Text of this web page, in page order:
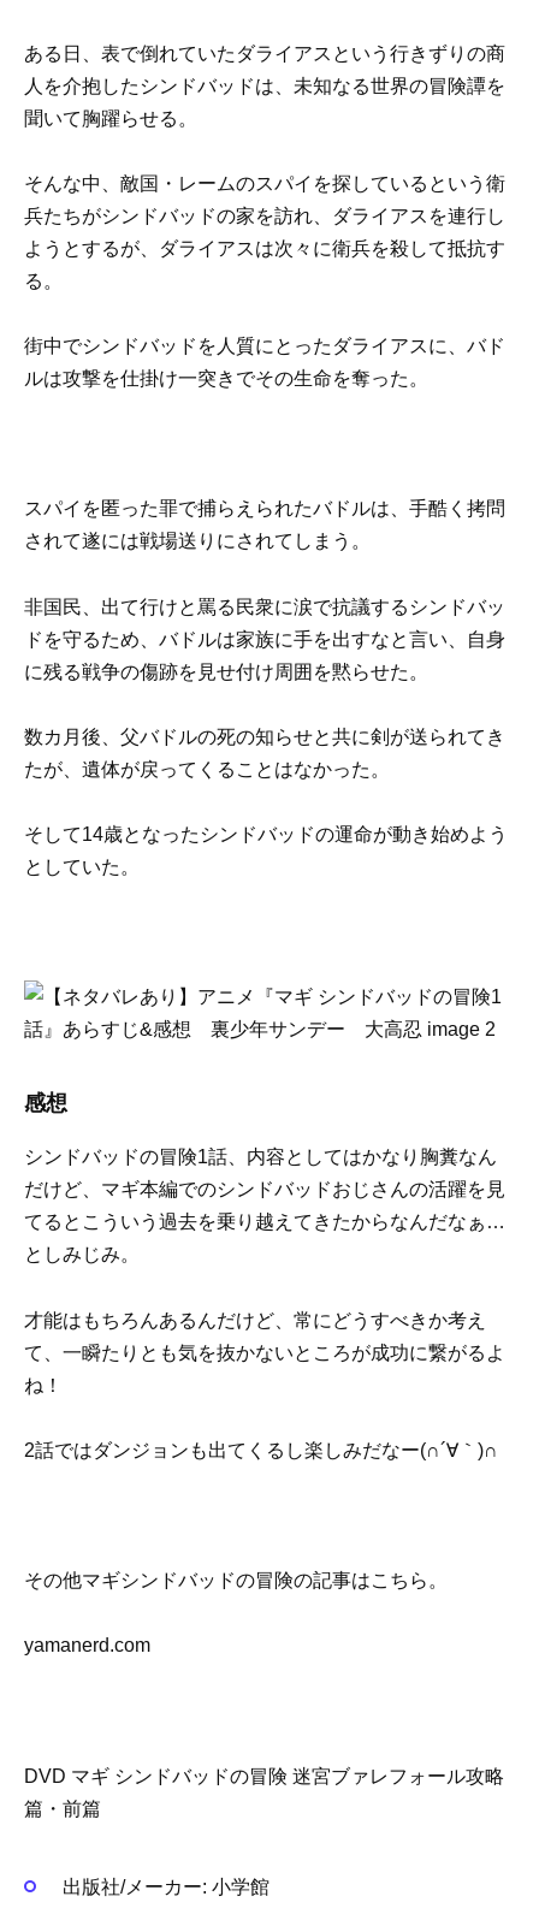
ある日、表で倒れていたダライアスという行きずりの商
人を介抱したシンドバッドは、未知なる世界の冒険譚を
聞いて胸躍らせる。
そんな中、敵国・レームのスパイを探しているという衛
兵たちがシンドバッドの家を訪れ、ダライアスを連行し
ようとするが、ダライアスは次々に衛兵を殺して抵抗す
る。
街中でシンドバッドを人質にとったダライアスに、バド
ルは攻撃を仕掛け一突きでその生命を奪った。
スパイを匿った罪で捕らえられたバドルは、手酷く拷問
されて遂には戦場送りにされてしまう。
非国民、出て行けと罵る民衆に涙で抗議するシンドバッ
ドを守るため、バドルは家族に手を出すなと言い、自身
に残る戦争の傷跡を見せ付け周囲を黙らせた。
数カ月後、父バドルの死の知らせと共に剣が送られてき
たが、遺体が戻ってくることはなかった。
そして14歳となったシンドバッドの運命が動き始めよう
としていた。
感想
シンドバッドの冒険1話、内容としてはかなり胸糞なん
だけど、マギ本編でのシンドバッドおじさんの活躍を見
てるとこういう過去を乗り越えてきたからなんだなぁ…
としみじみ。
才能はもちろんあるんだけど、常にどうすべきか考え
て、一瞬たりとも気を抜かないところが成功に繋がるよ
ね！
2話ではダンジョンも出てくるし楽しみだなー(∩´∀｀)∩
その他マギシンドバッドの冒険の記事はこちら。
yamanerd.com
DVD マギ シンドバッドの冒険 迷宮ブァレフォール攻略
篇・前篇
出版社/メーカー: 小学館